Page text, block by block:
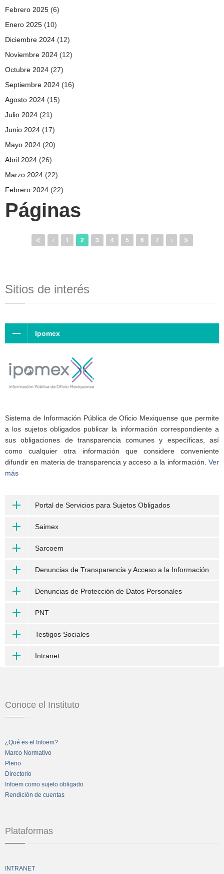
Febrero 2025 (6)
Enero 2025 (10)
Diciembre 2024 (12)
Noviembre 2024 (12)
Octubre 2024 (27)
Septiembre 2024 (16)
Agosto 2024 (15)
Julio 2024 (21)
Junio 2024 (17)
Mayo 2024 (20)
Abril 2024 (26)
Marzo 2024 (22)
Febrero 2024 (22)
Páginas
1 2 3 4 5 6 7
Sitios de interés
Ipomex
Sistema de Información Pública de Oficio Mexiquense que permite
a los sujetos obligados publicar la información correspondiente a
sus obligaciones de transparencia comunes y específicas, así
como cualquier otra información que considere conveniente
difundir en materia de transparencia y acceso a la información. Ver
más
Portal de Servicios para Sujetos Obligados
Saimex
Sarcoem
Denuncias de Transparencia y Acceso a la Información
Denuncias de Protección de Datos Personales
PNT
Testigos Sociales
Intranet
Conoce el Instituto
¿Qué es el Infoem?
Marco Normativo
Pleno
Directorio
Infoem como sujeto obligado
Rendición de cuentas
Plataformas
INTRANET